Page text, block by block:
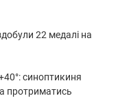
22 медалі на
синоптикиня
протриматись